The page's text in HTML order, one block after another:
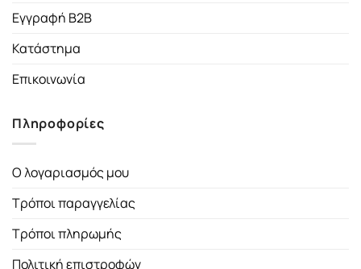
Εγγραφή B2B
Κατάστημα
Επικοινωνία
Πληροφορίες
Ο λογαριασμός μου
Τρόποι παραγγελίας
Τρόποι πληρωμής
Πολιτική επιστροφών